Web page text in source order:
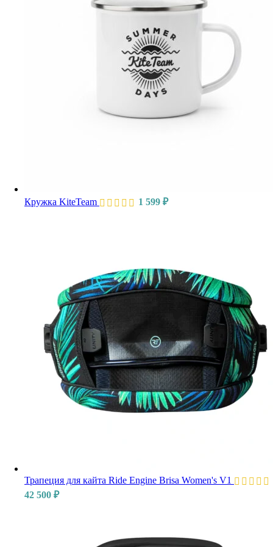
Кружка KiteTeam 1 599 ₽
Трапеция для кайта Ride Engine Brisa Women's V1
42 500 ₽